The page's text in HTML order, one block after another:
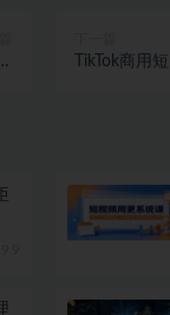
TikTok商用